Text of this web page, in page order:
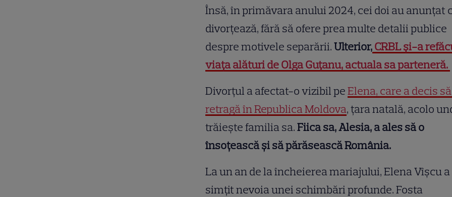
Însă, în primăvara anului 2024, cei doi au anunțat
divorțează, fără să ofere prea multe detalii publice
despre motivele separării.Ulterior,CRBL și-a
viața alături de Olga Guțanu, actuala sa parteneră.
Divorțul a afectat-o vizibil peElena, care a decis
retragă în Republica Moldova, țara natală, acolo
trăiește familia sa.Fiica sa, Alesia, a ales să o
însoțească și să părăsească România.
La un an de la încheierea mariajului, Elena Vîșcu a
simțit nevoia unei schimbări profunde. Fosta